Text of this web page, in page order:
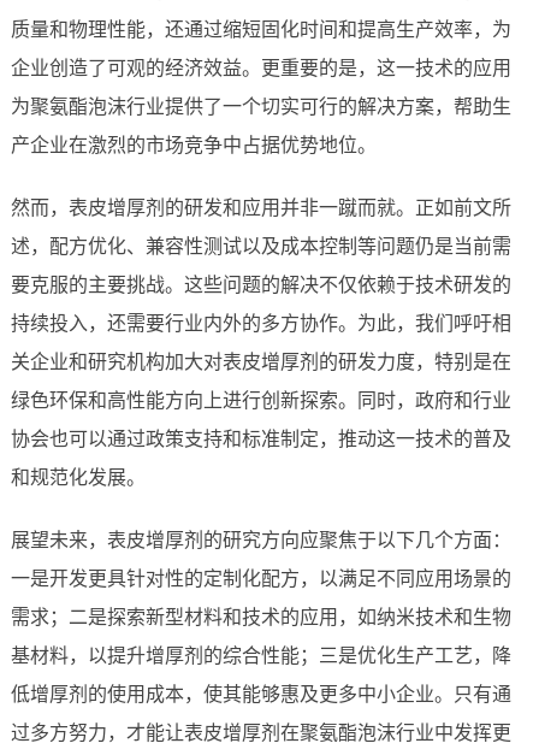
质量和物理性能，还通过缩短固化时间和提高生产效率，为
企业创造了可观的经济效益。更重要的是，这一技术的应用
为聚氨酯泡沫行业提供了一个切实可行的解决方案，帮助生
产企业在激烈的市场竞争中占据优势地位。
然而，表皮增厚剂的研发和应用并非一蹴而就。正如前文所
述，配方优化、兼容性测试以及成本控制等问题仍是当前需
要克服的主要挑战。这些问题的解决不仅依赖于技术研发的
持续投入，还需要行业内外的多方协作。为此，我们呼吁相
关企业和研究机构加大对表皮增厚剂的研发力度，特别是在
绿色环保和高性能方向上进行创新探索。同时，政府和行业
协会也可以通过政策支持和标准制定，推动这一技术的普及
和规范化发展。
展望未来，表皮增厚剂的研究方向应聚焦于以下几个方面：
一是开发更具针对性的定制化配方，以满足不同应用场景的
需求；二是探索新型材料和技术的应用，如纳米技术和生物
基材料，以提升增厚剂的综合性能；三是优化生产工艺，降
低增厚剂的使用成本，使其能够惠及更多中小企业。只有通
过多方努力，才能让表皮增厚剂在聚氨酯泡沫行业中发挥更